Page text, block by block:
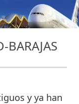
BARAJAS
y ya han